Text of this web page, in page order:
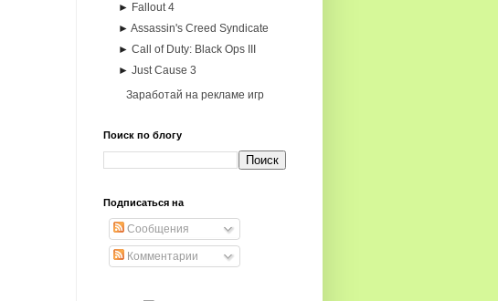
► Fallout 4
► Assassin's Creed Syndicate
► Call of Duty: Black Ops III
► Just Cause 3
Заработай на рекламе игр
Поиск по блогу
Подписаться на
Сообщения
Комментарии